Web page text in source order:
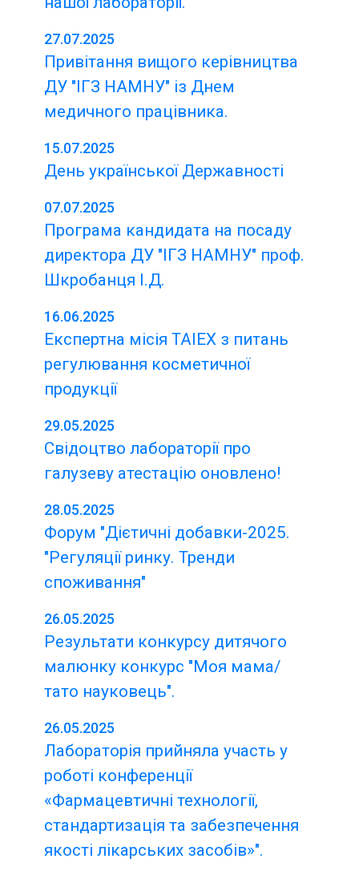
27.07.2025
Привітання вищого керівництва
ДУ "ІГЗ НАМНУ" із Днем
медичного працівника.
15.07.2025
День української Державності
07.07.2025
Програма кандидата на посаду
директора ДУ "ІГЗ НАМНУ" проф.
Шкробанця І.Д.
16.06.2025
Експертна місія TAIEX з питань
регулювання косметичної
продукції
29.05.2025
Свідоцтво лабораторії про
галузеву атестацію оновлено!
28.05.2025
Форум "Дієтичні добавки-2025.
"Регуляції ринку. Тренди
споживання"
26.05.2025
Результати конкурсу дитячого
малюнку конкурс "Моя мама/
тато науковець".
26.05.2025
Лабораторія прийняла участь у
роботі конференції
«Фармацевтичні технології,
стандартизація та забезпечення
якості лікарських засобів»".